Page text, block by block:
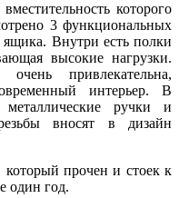
которого
3 функциональных
Внутри есть полки
высокие нагрузки.
привлекательна,
интерьер. В
ручки и
вносят в дизайн
который прочен и стоек к
один год.